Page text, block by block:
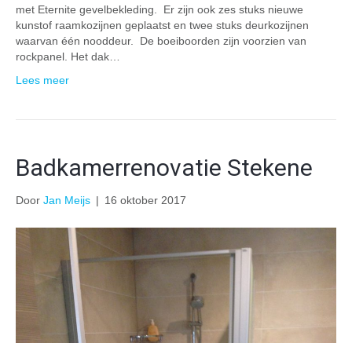
met Eternite gevelbekleding. Er zijn ook zes stuks nieuwe
kunstof raamkozijnen geplaatst en twee stuks deurkozijnen
waarvan één nooddeur. De boeiboorden zijn voorzien van
rockpanel. Het dak…
Lees meer
Badkamerrenovatie Stekene
Door Jan Meijs | 16 oktober 2017